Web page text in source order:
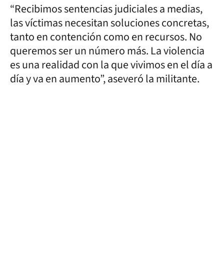
“Recibimos sentencias judiciales a medias,
las víctimas necesitan soluciones concretas,
tanto en contención como en recursos. No
queremos ser un número más. La violencia
es una realidad con la que vivimos en el día a
día y va en aumento”, aseveró la militante.